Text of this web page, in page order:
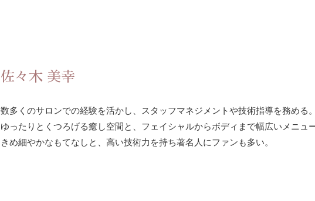
佐々木 美幸
数多くのサロンでの経験を活かし、スタッフマネジメントや技術指導を務める
ゆったりとくつろげる癒し空間と、フェイシャルからボディまで幅広いメニュ
きめ細やかなもてなしと、高い技術力を持ち著名人にファンも多い。